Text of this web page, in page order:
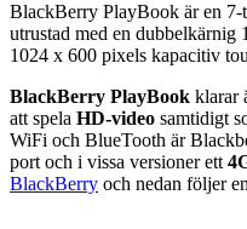
BlackBerry PlayBook är en 7-
utrustad med en dubbelkärnig
1024 x 600 pixels kapacitiv
BlackBerry PlayBook klarar
att spela HD-video samtidigt
WiFi och BlueTooth är
port och i vissa versioner ett
BlackBerry och nedan följer